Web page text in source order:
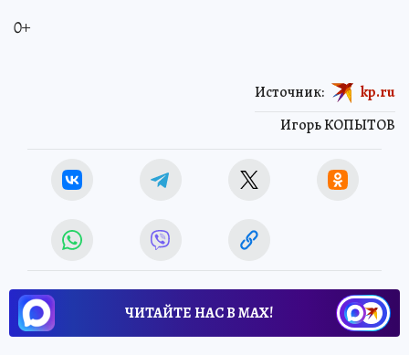
0+
Игорь КОПЫТОВ
Источник: kp.ru
ЧИТАЙТЕ НАС В МАХ!